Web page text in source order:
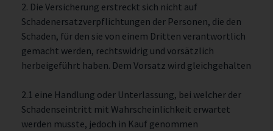
2. Die Versicherung erstreckt sich nicht auf
Schadenersatzverpflichtungen der Personen, die den
Schaden, für den sie von einem Dritten verantwortlich
gemacht werden, rechtswidrig und vorsätzlich
herbeigeführt haben. Dem Vorsatz wird gleichgehalten
2.1 eine Handlung oder Unterlassung, bei welcher der
Schadenseintritt mit Wahrscheinlichkeit erwartet
werden musste, jedoch in Kauf genommen